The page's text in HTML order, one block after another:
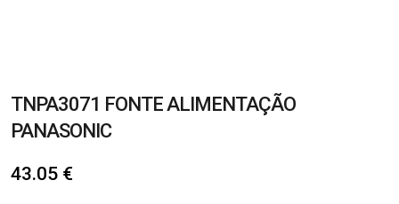
TNPA3071 FONTE ALIMENTAÇÃO
PANASONIC
43.05 €